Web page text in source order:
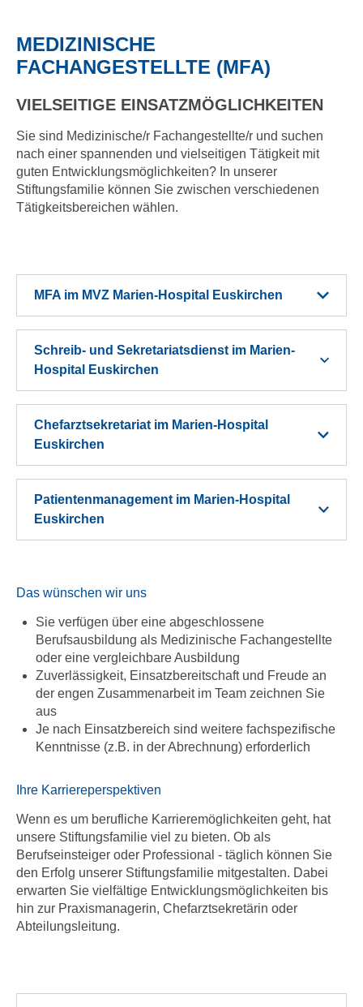
MEDIZINISCHE
FACHANGESTELLTE (MFA)
VIELSEITIGE EINSATZMÖGLICHKEITEN
Sie sind Medizinische/r Fachangestellte/r und suchen
nach einer spannenden und vielseitigen Tätigkeit mit
guten Entwicklungsmöglichkeiten? In unserer
Stiftungsfamilie können Sie zwischen verschiedenen
Tätigkeitsbereichen wählen.
MFA im MVZ Marien-Hospital Euskirchen
Schreib- und Sekretariatsdienst im Marien-
Hospital Euskirchen
Chefarztsekretariat im Marien-Hospital
Euskirchen
Patientenmanagement im Marien-Hospital
Euskirchen
Das wünschen wir uns
Sie verfügen über eine abgeschlossene
Berufsausbildung als Medizinische Fachangestellte
oder eine vergleichbare Ausbildung
Zuverlässigkeit, Einsatzbereitschaft und Freude an
der engen Zusammenarbeit im Team zeichnen Sie
aus
Je nach Einsatzbereich sind weitere fachspezifische
Kenntnisse (z.B. in der Abrechnung) erforderlich
Ihre Karriereperspektiven
Wenn es um berufliche Karrieremöglichkeiten geht, hat
unsere Stiftungsfamilie viel zu bieten. Ob als
Berufseinsteiger oder Professional - täglich können Sie
den Erfolg unserer Stiftungsfamilie mitgestalten. Dabei
erwarten Sie vielfältige Entwicklungsmöglichkeiten bis
hin zur Praxismanagerin, Chefarztsekretärin oder
Abteilungsleitung.